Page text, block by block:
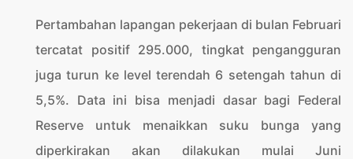
Pertambahan lapangan pekerjaan di bulan Februari
tercatat positif 295.000, tingkat pengangguran
juga turun ke level terendah 6 setengah tahun di
5,5%. Data ini bisa menjadi dasar bagi Federal
Reserve untuk menaikkan suku bunga yang
diperkirakan akan dilakukan mulai Juni